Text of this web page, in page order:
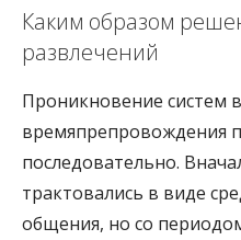
Каким образом
развлечений
Проникновение систем
времяпрепровождения
последовательно.
трактовались в виде
общения, но со